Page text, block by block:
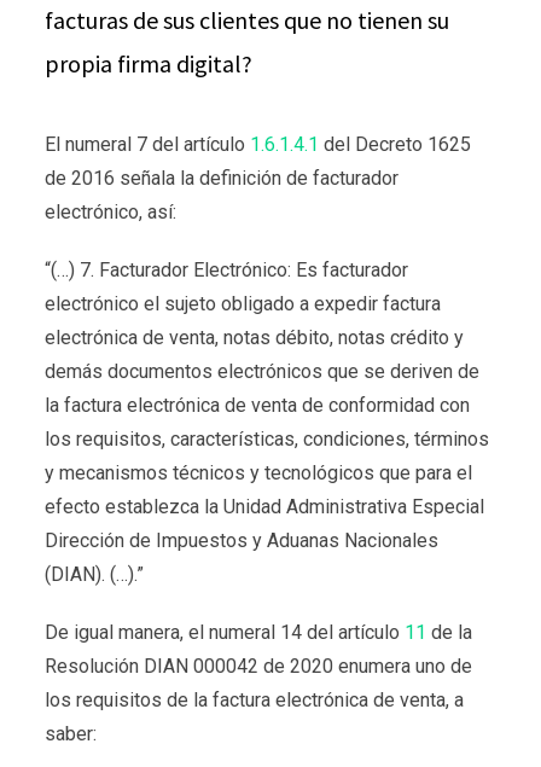
facturas de sus clientes que no tienen su
propia firma digital?
El numeral 7 del artículo 1.6.1.4.1 del Decreto 1625
de 2016 señala la definición de facturador
electrónico, así:
“(…) 7. Facturador Electrónico: Es facturador
electrónico el sujeto obligado a expedir factura
electrónica de venta, notas débito, notas crédito y
demás documentos electrónicos que se deriven de
la factura electrónica de venta de conformidad con
los requisitos, características, condiciones, términos
y mecanismos técnicos y tecnológicos que para el
efecto establezca la Unidad Administrativa Especial
Dirección de Impuestos y Aduanas Nacionales
(DIAN). (…).”
De igual manera, el numeral 14 del artículo 11 de la
Resolución DIAN 000042 de 2020 enumera uno de
los requisitos de la factura electrónica de venta, a
saber: